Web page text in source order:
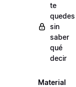
te
quedes
sin
saber
qué
decir
Material